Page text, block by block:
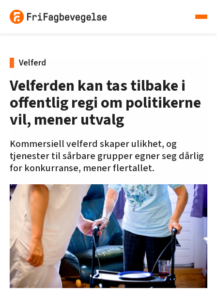
Velferd
Velferden kan tas tilbake i
offentlig regi om politikerne
vil, mener utvalg
Kommersiell velferd skaper ulikhet, og
tjenester til sårbare grupper egner seg dårlig
for konkurranse, mener flertallet.